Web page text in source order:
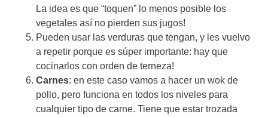
La idea es que “toquen” lo menos posible los
vegetales así no pierden sus jugos!
Pueden usar las verduras que tengan, y les vuelvo
a repetir porque es súper importante: hay que
cocinarlos con orden de terneza!
Carnes: en este caso vamos a hacer un wok de
pollo, pero funciona en todos los niveles para
cualquier tipo de carne. Tiene que estar trozada